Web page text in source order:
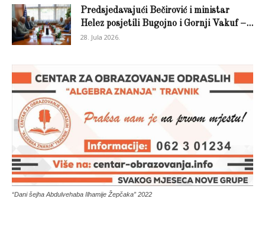
Predsjedavajući Bečirović i ministar
Helez posjetili Bugojno i Gornji Vakuf –...
28. Jula 2026.
“Dani šejha Abdulvehaba Ilhamije Žepčaka” 2022